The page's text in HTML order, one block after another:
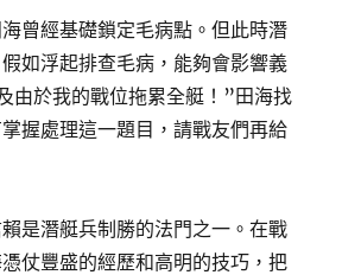
曾經基礎鎖定毛病點。但此時潛
如浮起排查毛病，能夠會影響義
由於我的戰位拖累全艇！”田海找
握處理這一題目，請戰友們再給
是潛艇兵制勝的法門之一。在戰
仗豐盛的經歷和高明的技巧，把